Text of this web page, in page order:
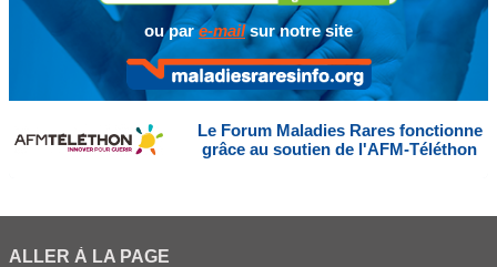
ou pare-mailsur notre site
Le Forum Maladies Rares fonctionne
grâce au soutien de l'AFM-Téléthon
ALLER À LA PAGE